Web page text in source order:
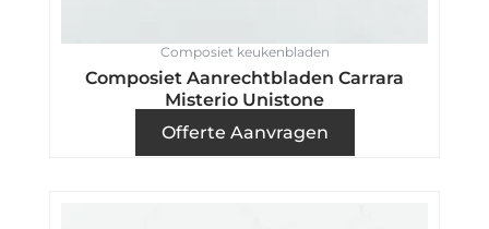
Composiet keukenbladen
Composiet Aanrechtbladen Carrara
Misterio Unistone
Offerte Aanvragen